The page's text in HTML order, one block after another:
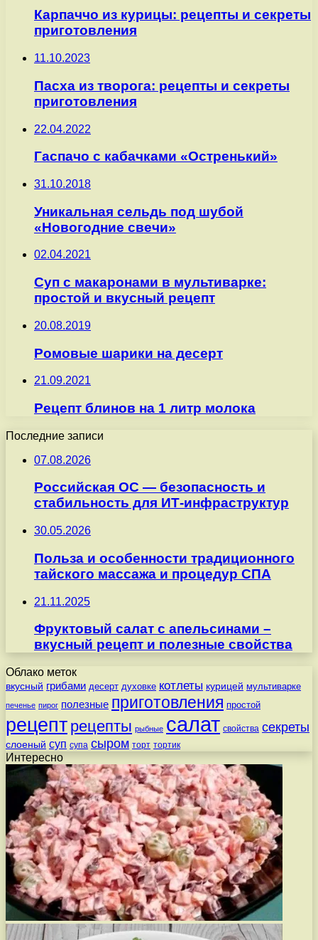
Карпаччо из курицы: рецепты и секреты
приготовления
11.10.2023
Пасха из творога: рецепты и секреты
приготовления
22.04.2022
Гаспачо с кабачками «Остренький»
31.10.2018
Уникальная сельдь под шубой
«Новогодние свечи»
02.04.2021
Суп с макаронами в мультиварке:
простой и вкусный рецепт
20.08.2019
Ромовые шарики на десерт
21.09.2021
Рецепт блинов на 1 литр молока
Последние записи
07.08.2026
Российская ОС — безопасность и
стабильность для ИТ-инфраструктур
30.05.2026
Польза и особенности традиционного
тайского массажа и процедур СПА
21.11.2025
Фруктовый салат с апельсинами –
вкусный рецепт и полезные свойства
Облако меток
вкусный грибами десерт духовке котлеты курицей мультиварке
печенье пирог полезные приготовления простой
рецепт рецепты рыбные салат свойства секреты
слоеный суп супа сыром торт тортик
Интересно